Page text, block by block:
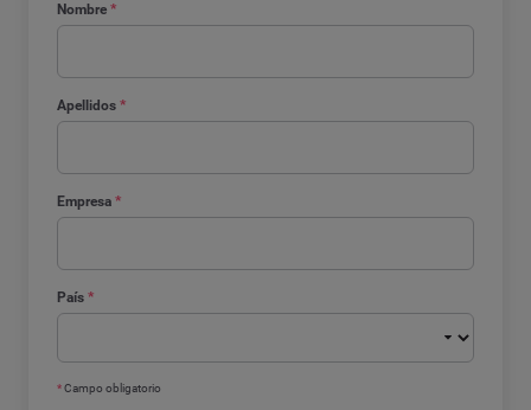
Nombre *
Apellidos *
Empresa *
País *
*Campo obligatorio